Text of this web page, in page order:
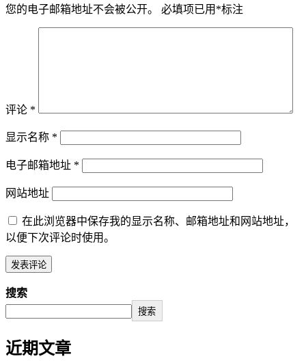
您的电子邮箱地址不会被公开。 必填项已用 *标注
评论 *
显示名称 *
电子邮箱地址 *
网站地址
在此浏览器中保存我的显示名称、邮箱地址和网站地址，
以便下次评论时使用。
搜索
搜索
近期文章